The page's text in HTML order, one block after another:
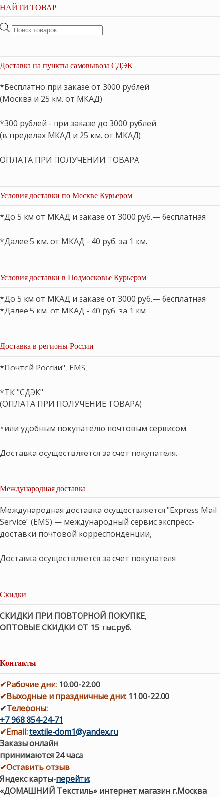
НАЙТИ ТОВАР
Поиск
Доставка на пункты самовывоза СДЭК
*Бесплатно при заказе от 3000 рублей
(Москва и 25 км. от МКАД)
*300 рублей - при заказе до 3000 рублей
(в пределах МКАД и 25 км. от МКАД)
ОПЛАТА ПРИ ПОЛУЧЕНИИ ТОВАРА
Условия доставки по Москве Курьером
*До 5 км от МКАД и заказе от 3000 руб.— бесплатная
*Далее 5 км. от МКАД - 40 руб. за 1 км.
Условия доставки в Подмосковье Курьером
*До 5 км от МКАД и заказе от 3000 руб.— бесплатная
*Далее 5 км. от МКАД - 40 руб. за 1 км.
Доставка в регионы России
*Почтой России", EMS,
*ТК "СДЭК"
(ОПЛАТА ПРИ ПОЛУЧЕНИЕ ТОВАРА(
*или удобным покупателю почтовым сервисом.
Доставка осуществляется за счет покупателя.
Международная доставка
Международная доставка осуществляется "Express Mail
Service" (EMS) — международный сервис экспресс-
доставки почтовой корреспонденции,
Доставка осуществляется за счет покупателя
Скидки
СКИДКИ ПРИ ПОВТОРНОЙ ПОКУПКЕ,
ОПТОВЫЕ СКИДКИ ОТ 15 тыс.руб.
Контакты
✔Рабочие дни: 10.00-22.00
✔Выходные и праздничные дни: 11.00-22.00
✔Телефоны:
+7 968 854-24-71
✔Email:textile-dom1@yandex.ru
Заказы онлайн
принимаются 24 часа
✔Оставить отзыв
Яндекс карты-перейти;
«ДОМАШНИЙ Текстиль» интернет магазин г.Москва